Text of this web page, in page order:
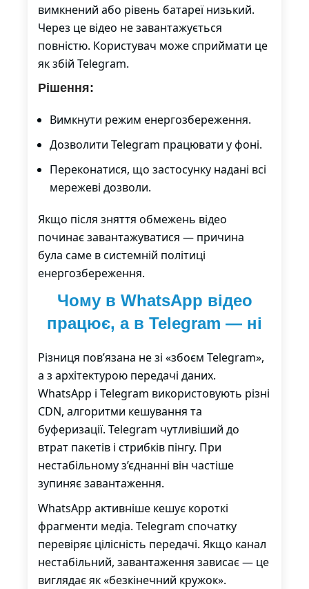
вимкнений або рівень батареї низький.
Через це відео не завантажується
повністю. Користувач може сприймати це
як збій Telegram.
Рішення:
Вимкнути режим енергозбереження.
Дозволити Telegram працювати у фоні.
Переконатися, що застосунку надані всі
мережеві дозволи.
Якщо після зняття обмежень відео
починає завантажуватися — причина
була саме в системній політиці
енергозбереження.
Чому в WhatsApp відео
працює, а в Telegram — ні
Різниця пов’язана не зі «збоєм Telegram»,
а з архітектурою передачі даних.
WhatsApp і Telegram використовують різні
CDN, алгоритми кешування та
буферизації. Telegram чутливіший до
втрат пакетів і стрибків пінгу. При
нестабільному з’єднанні він частіше
зупиняє завантаження.
WhatsApp активніше кешує короткі
фрагменти медіа. Telegram спочатку
перевіряє цілісність передачі. Якщо канал
нестабільний, завантаження зависає — це
виглядає як «безкінечний кружок».